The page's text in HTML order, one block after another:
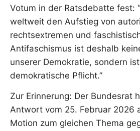
Votum in der Ratsdebatte fest:
weltweit den Aufstieg von
rechtsextremen und
Antifaschismus ist deshalb
unserer Demokratie, sondern
demokratische Pflicht.”
Zur Erinnerung: Der Bundesrat
Antwort vom 25. Februar 2026
Motion zum gleichen Thema